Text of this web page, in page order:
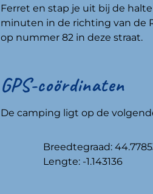
Ferret en stap je uit bij de halte
minuten in de richting van de
op nummer 82 in deze straat.
GPS-coördinaten
De camping ligt op de
Breedtegraad:
Lengte: -1.143136